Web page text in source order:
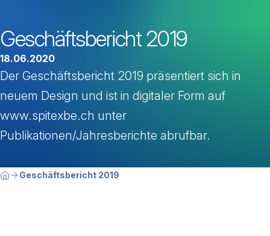
Geschäftsbericht 2019
18.06.2020
Der Geschäftsbericht 2019 präsentiert sich in
neuem Design und ist in digitaler Form auf
www.spitexbe.ch unter
Publikationen/Jahresberichte abrufbar.
Breadcrumbnavigation
Sie befinden sich hier:
HomeGeschäftsbericht 2019